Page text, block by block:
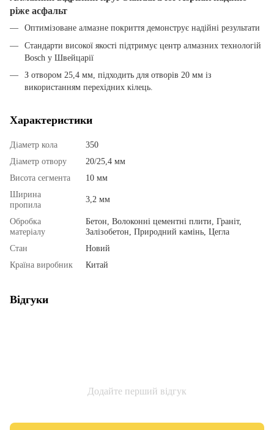
ріже асфальт
Оптимізоване алмазне покриття демонструє надійні результати
Стандарти високої якості підтримує центр алмазних технологій
Bosch у Швейцарії
З отвором 25,4 мм, підходить для отворів 20 мм із
використанням перехідних кілець.
Характеристики
Діаметр кола
350
Діаметр отвору
20/25,4 мм
Висота сегмента
10 мм
Ширина
пропила
3,2 мм
Обробка
матеріалу
Бетон, Волоконні цементні плити, Граніт,
Залізобетон, Природний камінь, Цегла
Стан
Новий
Країна виробник
Китай
Відгуки
Додайте перший відгук